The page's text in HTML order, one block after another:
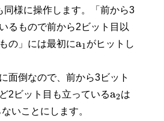
同様に操作します。「前から3
るもので前から2ビット目以
の」には最初にa1がヒットし
面倒なので、前から3ビット
2ビット目も立っているa2は
いことにします。